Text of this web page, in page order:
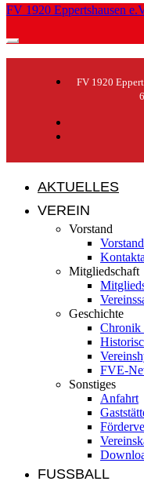
FV 1920 Eppertshausen
FV 1920
AKTUELLES
VEREIN
Vorstand
Mitgliedschaft
Geschichte
Chronik
FVE-
Sonstiges
Anfahrt
FUSSBALL